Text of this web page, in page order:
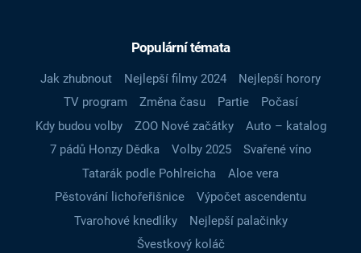
Populární témata
Jak zhubnout Nejlepší filmy 2024
Nejlepší horory
TV program
Změna času Partie
Počasí
Kdy budou volby
ZOO Nové začátky
Auto – katalog
7 pádů Honzy Dědka
Volby 2025
Svařené víno
Tatarák podle Pohlreicha
Aloe vera
Pěstování lichořeřišnice
Výpočet ascendentu
Tvarohové knedlíky
Nejlepší palačinky
Švestkový koláč